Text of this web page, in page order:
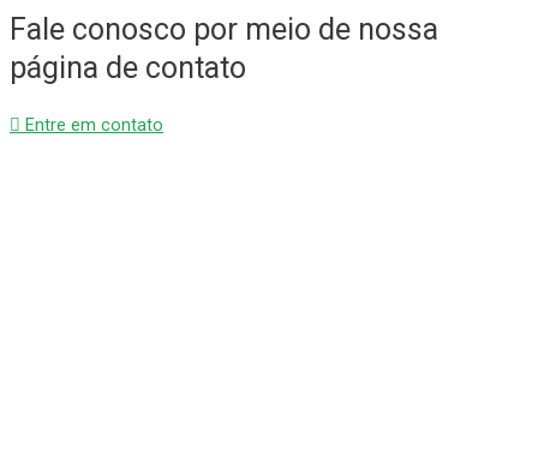
Fale conosco por meio de nossa
página de contato
Entre em contato